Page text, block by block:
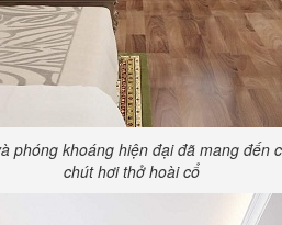
phóng khoáng hiện đại đã mang đến
chút hơi thở hoài cổ